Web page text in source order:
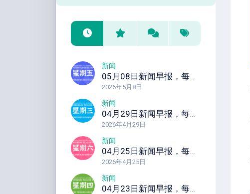
新闻
05月08日新闻早报，每天60秒读懂全世界！
2026年5月8日
新闻
04月29日新闻早报，每天60秒读懂全世界！
2026年4月29日
新闻
04月25日新闻早报，每天60秒读懂全世界！
2026年4月25日
新闻
04月23日新闻早报，每天60秒读懂全世界！